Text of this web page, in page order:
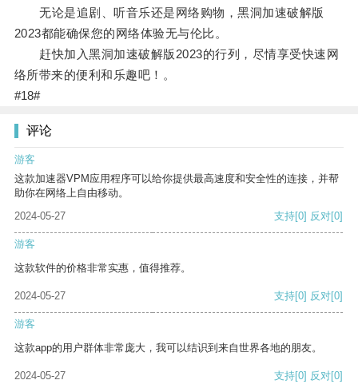
无论是追剧、听音乐还是网络购物，黑洞加速破解版
2023都能确保您的网络体验无与伦比。
赶快加入黑洞加速破解版2023的行列，尽情享受快速网
络所带来的便利和乐趣吧！。
#18#
评论
游客
这款加速器VPM应用程序可以给你提供最高速度和安全性的连接，并帮
助你在网络上自由移动。
2024-05-27
支持[0] 反对[0]
游客
这款软件的价格非常实惠，值得推荐。
2024-05-27 支持[0] 反对[0]
游客
这款app的用户群体非常庞大，我可以结识到来自世界各地的朋友。
2024-05-27 支持[0] 反对[0]